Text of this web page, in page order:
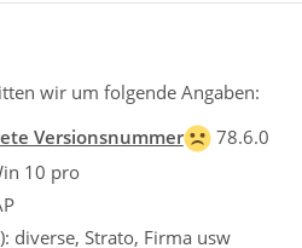
wir um folgende Angaben:
Versionsnummer
78.6.0
10 pro
diverse, Strato, Firma usw